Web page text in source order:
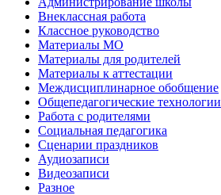
Внеклассная работа
Классное руководство
Материалы МО
Материалы для родителей
Материалы к аттестации
Междисциплинарное обобщение
Общепедагогические технологии
Работа с родителями
Социальная педагогика
Сценарии праздников
Аудиозаписи
Видеозаписи
Разное